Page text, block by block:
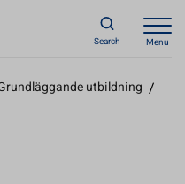
Search Menu
utbildning /